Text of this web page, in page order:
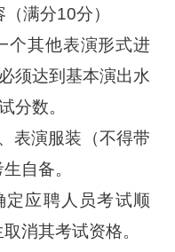
满分10分）
个其他表演形式进
须达到基本演出水
分数。
表演服装（不得带
自备。
应聘人员考试顺
消其考试资格。